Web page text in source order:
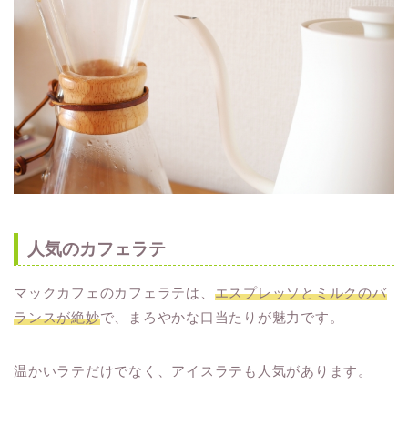
人気のカフェラテ
マックカフェのカフェラテは、 エスプレッソとミルクのバ
ランスが絶妙で、まろやかな口当たりが魅力です。
温かいラテだけでなく、アイスラテも人気があります。